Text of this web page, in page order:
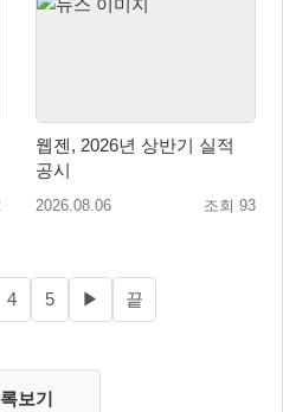
웹젠, 2026년 상반기 실적
공시
2026.08.06 조회 93
4 5 ▶ 끝
보기